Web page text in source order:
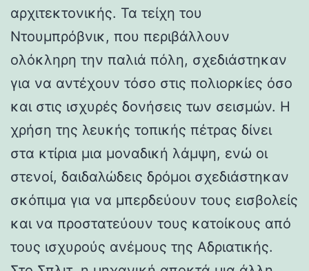
αρχιτεκτονικής. Τα τείχη του
Ντουμπρόβνικ, που περιβάλλουν
ολόκληρη την παλιά πόλη, σχεδιάστηκαν
για να αντέχουν τόσο στις πολιορκίες όσο
και στις ισχυρές δονήσεις των σεισμών. Η
χρήση της λευκής τοπικής πέτρας δίνει
στα κτίρια μια μοναδική λάμψη, ενώ οι
στενοί, δαιδαλώδεις δρόμοι σχεδιάστηκαν
σκόπιμα για να μπερδεύουν τους εισβολείς
και να προστατεύουν τους κατοίκους από
τους ισχυρούς ανέμους της Αδριατικής.